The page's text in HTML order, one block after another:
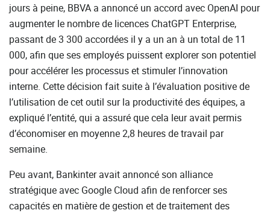
jours à peine, BBVA a annoncé un accord avec OpenAI pour
augmenter le nombre de licences ChatGPT Enterprise,
passant de 3 300 accordées il y a un an à un total de 11
000, afin que ses employés puissent explorer son potentiel
pour accélérer les processus et stimuler l’innovation
interne. Cette décision fait suite à l’évaluation positive de
l’utilisation de cet outil sur la productivité des équipes, a
expliqué l’entité, qui a assuré que cela leur avait permis
d’économiser en moyenne 2,8 heures de travail par
semaine.
Peu avant, Bankinter avait annoncé son alliance
stratégique avec Google Cloud afin de renforcer ses
capacités en matière de gestion et de traitement des